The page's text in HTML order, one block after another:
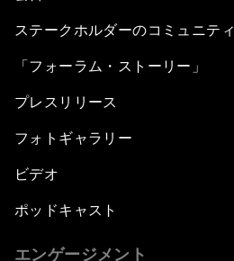
ステークホルダーのコミュニティ
「フォーラム・ストーリー」
プレスリリース
フォトギャラリー
ビデオ
ポッドキャスト
エンゲージメント